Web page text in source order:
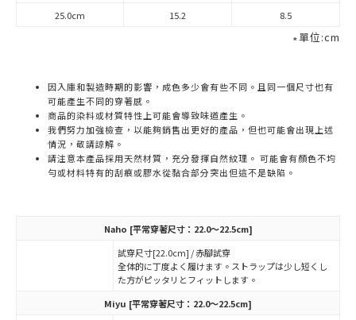
25.0cm
15.2 8.5
∗單位:cm
因入庫和製造時期的影響，成色多少會有些不同。且同一個尺寸也有
可能產生不同的穿著感。
商品的染料或材質特性上可能會導致味道產生。
我們努力加強檢查，以能夠銷售出更好的產品，但也可能會出現上述
情況，敬請諒解。
請注意本產品採用天然材質，充分發揮自然紋理。 可能會有顏色不均
勻或材料特有的刮痕或膠水從黏合部分突出但這不是缺陷。
Naho [平常穿著尺寸：22.0～22.5cm]
試穿尺寸[22.0cm] / 赤腳試穿
全体的に丁度よく履けます。ストラップは少し短くし
た方がピッタリとフィットします。
Miyu [平常穿著尺寸：22.0～22.5cm]